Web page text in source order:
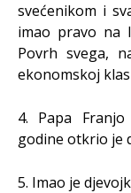
svećenikom i
imao pravo na
Povrh svega,
ekonomskoj
4. Papa
godine otkrio je
5. Imao je